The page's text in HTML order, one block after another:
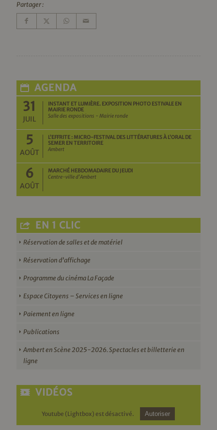
Partager :
AGENDA
31
JUIL
INSTANT ET LUMIÈRE. EXPOSITION PHOTO ESTIVALE EN
MAIRIE RONDE
Salle des expositions - Mairie ronde
5
AOÛT
L’EFFRITE : MICRO-FESTIVAL DES LITTÉRATURES À L’ORAL DE
SEMER EN TERRITOIRE
Ambert
6
AOÛT
MARCHÉ HEBDOMADAIRE DU JEUDI
Centre-ville d'Ambert
EN 1 CLIC
Réservation de salles et de matériel
Réservation d’affichage
Programme du cinéma La Façade
Espace Citoyens – Services en ligne
Paiement en ligne
Publications
Ambert en Scène 2025-2026. Spectacles et billetterie en
ligne
VIDÉOS
Youtube (Lightbox) est désactivé. Autoriser